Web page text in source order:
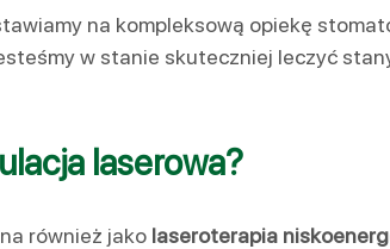
na kompleksową opiekę
w stanie skuteczniej leczyć
laserowa?
również jako laseroterapia